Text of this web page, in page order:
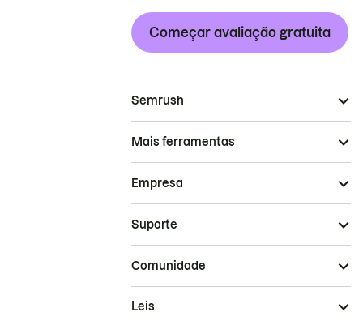
Começar avaliação gratuita
Semrush
Mais ferramentas
Empresa
Suporte
Comunidade
Leis